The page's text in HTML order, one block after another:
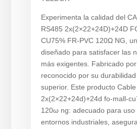
Experimenta la calidad del
RS485 2x(2×22+24D)+24D
CU75% FR-PVC 120Ω NG,
diseñado para satisfacer las
más exigentes. Fabricado
reconocido por su
superior. Este producto
2x(2×22+24d)+24d fo-mall-
120ω ng: adecuado para uso
entornos industriales,